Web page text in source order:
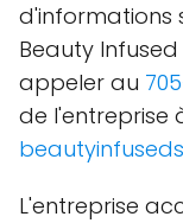
d'informations
Beauty Infused
appeler au
de l'entreprise
L'entreprise